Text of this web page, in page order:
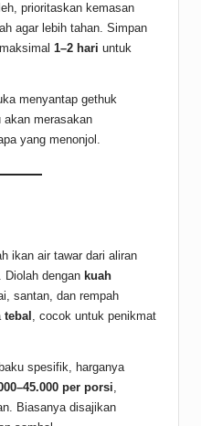
prioritaskan kemasan
agar lebih tahan. Simpan
1–2 hari untuk
menyantap gethuk
akan merasakan
yang menonjol.
ikan air tawar dari aliran
Diolah dengan kuah
santan, dan rempah
tebal , cocok untuk penikmat
spesifik, harganya
per porsi
Biasanya disajikan